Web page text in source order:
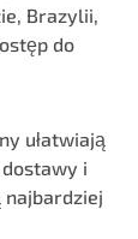
Brazylii,
do
ułatwiają
i
najbardziej